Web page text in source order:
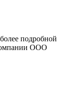
подробной
ООО